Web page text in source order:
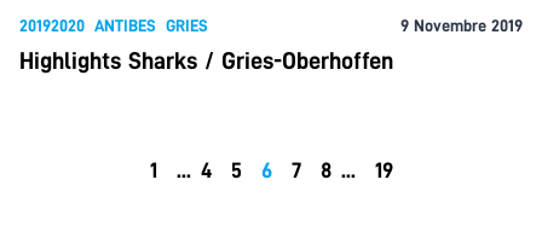
20192020 ANTIBES GRIES 9 Novembre 2019
Highlights Sharks / Gries-Oberhoffen
1 ... 4 5 6 7 8 ... 19